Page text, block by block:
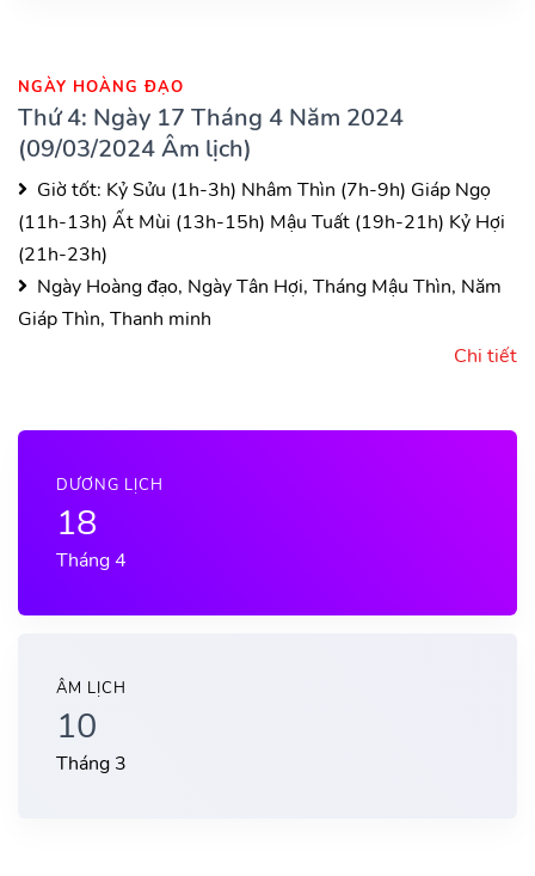
NGÀY HOÀNG ĐẠO
Thứ 4: Ngày 17 Tháng 4 Năm 2024
(09/03/2024 Âm lịch)
Giờ tốt: Kỷ Sửu (1h-3h) Nhâm Thìn (7h-9h) Giáp Ngọ
(11h-13h) Ất Mùi (13h-15h) Mậu Tuất (19h-21h) Kỷ Hợi
(21h-23h)
Ngày Hoàng đạo, Ngày Tân Hợi, Tháng Mậu Thìn, Năm
Giáp Thìn, Thanh minh
Chi tiết
DƯƠNG LỊCH
18
Tháng 4
ÂM LỊCH
10
Tháng 3